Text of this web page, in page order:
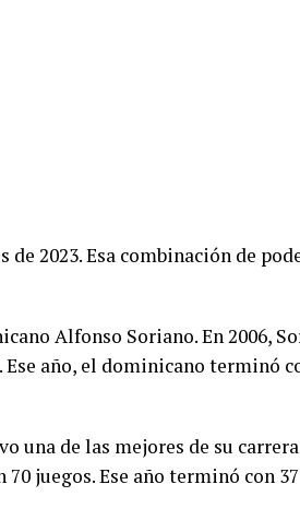
2023. Esa combinación de
Alfonso Soriano. En 2006,
Ese año, el dominicano terminó
una de las mejores de su
juegos. Ese año terminó con 37